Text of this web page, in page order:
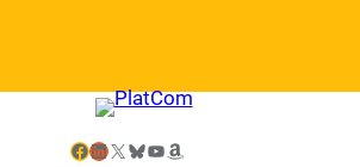
Facebook LinkedIn X Bluesky YouTube Amazon